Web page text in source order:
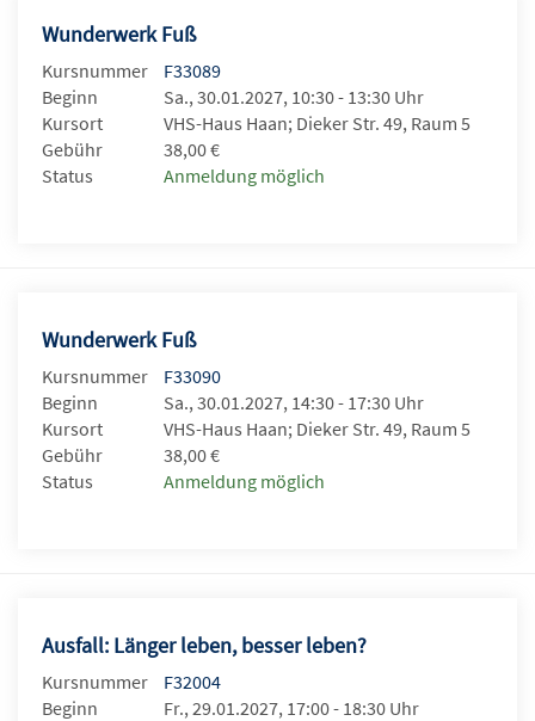
Wunderwerk Fuß
Kursnummer
F33089
Beginn
Sa., 30.01.2027, 10:30 - 13:30 Uhr
Kursort
VHS-Haus Haan; Dieker Str. 49, Raum 5
Gebühr
38,00 €
Status
Anmeldung möglich
Wunderwerk Fuß
Kursnummer
F33090
Beginn
Sa., 30.01.2027, 14:30 - 17:30 Uhr
Kursort
VHS-Haus Haan; Dieker Str. 49, Raum 5
Gebühr
38,00 €
Status
Anmeldung möglich
Ausfall: Länger leben, besser leben?
Kursnummer
F32004
Beginn
Fr., 29.01.2027, 17:00 - 18:30 Uhr